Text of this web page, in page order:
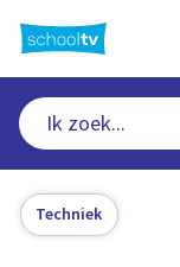
naar
hoofdinhoud
Techniek